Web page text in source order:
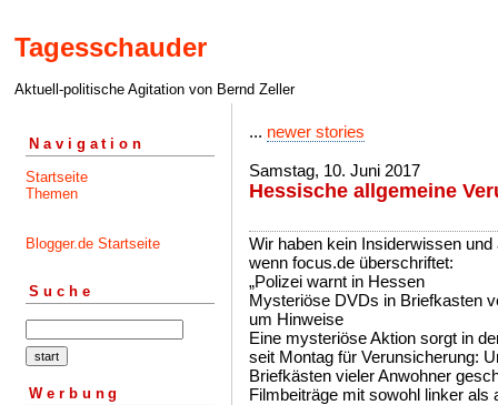
Tagesschauder
Aktuell-politische Agitation von Bernd Zeller
Navigation
Startseite
Themen
Blogger.de Startseite
Suche
Werbung
... newer stories
Samstag, 10. Juni 2017
Hessische allgemeine
Wir haben kein Insiderwissen
wenn focus.de überschriftet:
„Polizei warnt in Hessen
Mysteriöse DVDs in Briefkasten
um Hinweise
Eine mysteriöse Aktion sorgt in
seit Montag für Verunsicherung:
Briefkästen vieler Anwohner
Filmbeiträge mit sowohl linker als